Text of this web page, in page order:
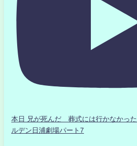
本日 兄が死んだ 葬式には行かなかっ
ルデン日浦劇場パート7